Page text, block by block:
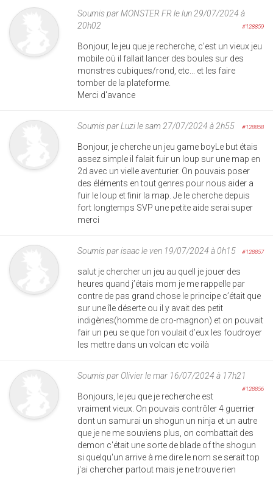
Soumis parMONSTER FR le lun 29/07/2024 à
20h02
#128859
Bonjour, le jeu que je recherche, c'est un vieux jeu
mobile où il fallait lancer des boules sur des
monstres cubiques/rond, etc... et les faire
tomber de la plateforme.
Merci d'avance
Soumis parLuzile sam 27/07/2024 à 2h55 #128858
Bonjour, je cherche un jeu game boyLe but étais
assez simple il falait fuir un loup sur une map en
2d avec un vielle aventurier. On pouvais poser
des éléments en tout genres pour nous aider a
fuir le loup et finir la map. Je le cherche depuis
fort longtemps SVP une petite aide serai super
merci
Soumis parisaacle ven 19/07/2024 à 0h15 #128857
salut je chercher un jeu au quell je jouer des
heures quand j’étais mom je me rappelle par
contre de pas grand chose le principe c’était que
sur une île déserte ou il y avait des petit
indigènes(homme de cro-magnon) et on pouvait
fair un peu se que l’on voulait d’eux les foudroyer
les mettre dans un volcan etc voilà
Soumis par Olivierle mar 16/07/2024 à 17h21
#128856
Bonjours, le jeu que je recherche est
vraiment vieux. On pouvais contrôler 4 guerrier
dont un samurai un shogun un ninja et un autre
que je ne me souviens plus, on combattait des
demon c'était une sorte de blade of the shogun
si quelqu'un arrive à me dire le nom se serait top
j'ai chercher partout mais je ne trouve rien